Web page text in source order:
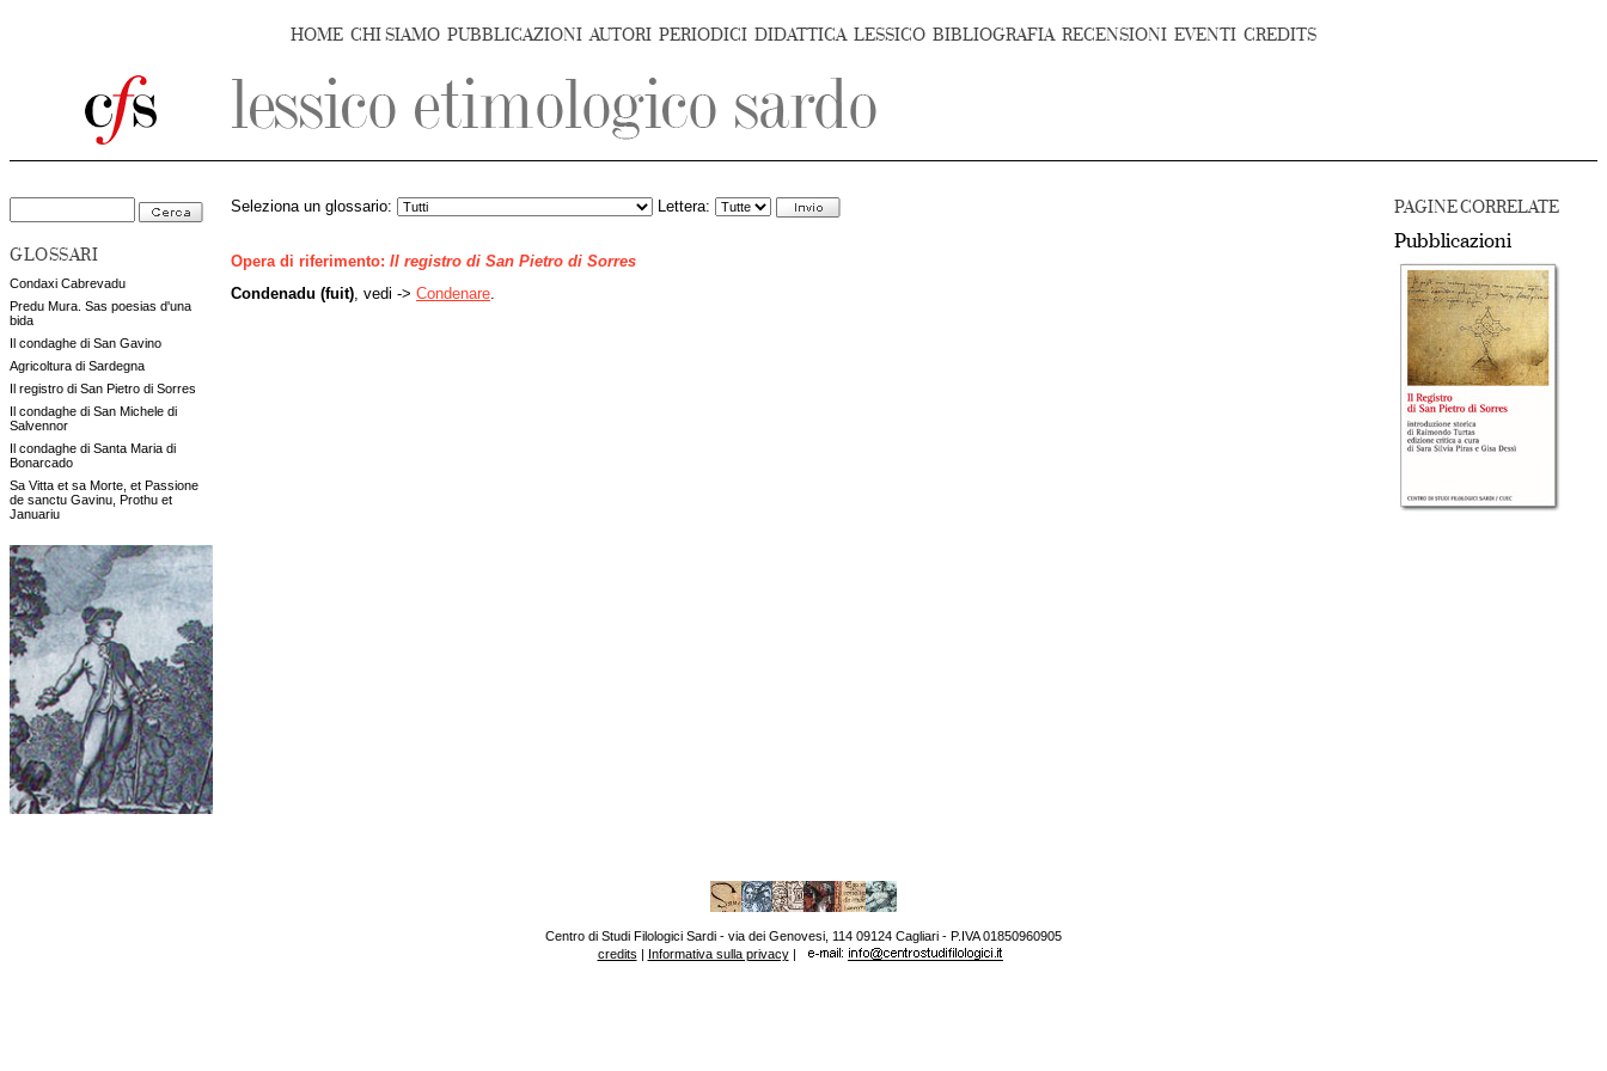
HOME CHI SIAMO PUBBLICAZIONI AUTORI PERIODICI DIDATTICA LESSICO BIBLIOGRAFIA RECENSIONI EVENTI CREDITS
GLOSSARI
Condaxi Cabrevadu
Predu Mura. Sas poesias d'una
bida
Il condaghe di San Gavino
Agricoltura di Sardegna
Il registro di San Pietro di Sorres
Il condaghe di San Michele di
Salvennor
Il condaghe di Santa Maria di
Bonarcado
Sa Vitta et sa Morte, et Passione
de sanctu Gavinu, Prothu et
Januariu
PAGINE CORRELATE
Pubblicazioni
Seleziona un glossario: Lettera:
Opera di riferimento: Il registro di San Pietro di Sorres
Condenadu (fuit) , vedi -> Condenare
Centro di Studi Filologici Sardi - via dei Genovesi, 114 09124 Cagliari - P.IVA 01850960905
credits | Informativa sulla privacy|